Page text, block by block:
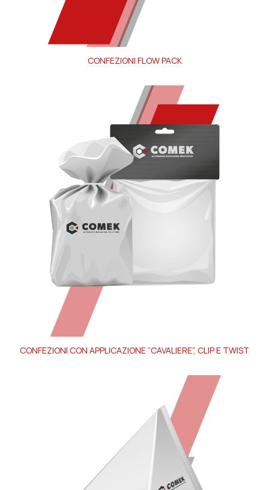
CONFEZIONI FLOW PACK
CONFEZIONI CON APPLICAZIONE “CAVALIERE”, CLIP E TWIST